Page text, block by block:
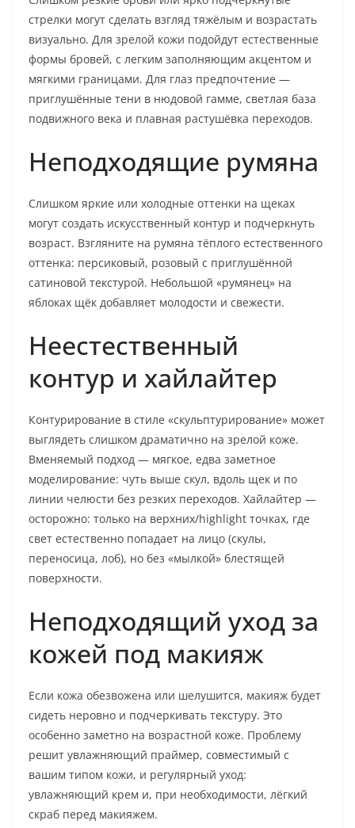
стрелки могут сделать взгляд тяжёлым и возрастать
визуально. Для зрелой кожи подойдут естественные
формы бровей, с легким заполняющим акцентом и
мягкими границами. Для глаз предпочтение —
приглушённые тени в нюдовой гамме, светлая база
подвижного века и плавная растушёвка переходов.
Неподходящие румяна
Слишком яркие или холодные оттенки на щеках
могут создать искусственный контур и подчеркнуть
возраст. Взгляните на румяна тёплого естественного
оттенка: персиковый, розовый с приглушённой
сатиновой текстурой. Небольшой «румянец» на
яблоках щёк добавляет молодости и свежести.
Неестественный
контур и хайлайтер
Контурирование в стиле «скульптурирование» может
выглядеть слишком драматично на зрелой коже.
Вменяемый подход — мягкое, едва заметное
моделирование: чуть выше скул, вдоль щек и по
линии челюсти без резких переходов. Хайлайтер —
осторожно: только на верхних/highlight точках, где
свет естественно попадает на лицо (скулы,
переносица, лоб), но без «мылкой» блестящей
поверхности.
Неподходящий уход за
кожей под макияж
Если кожа обезвожена или шелушится, макияж будет
сидеть неровно и подчеркивать текстуру. Это
особенно заметно на возрастной коже. Проблему
решит увлажняющий праймер, совместимый с
вашим типом кожи, и регулярный уход:
увлажняющий крем и, при необходимости, лёгкий
скраб перед макияжем.